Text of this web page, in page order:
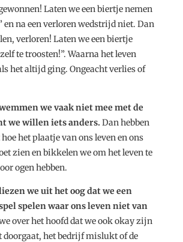
Laten we een biertje nemen
en na een verloren wedstrijd niet. Dan
verloren! Laten we een biertje
te troosten!”. Waarna het leven
het altijd ging. Ongeacht verlies of
we vaak niet mee met de
we willen iets anders. Dan hebben
het plaatje van ons leven en ons
zien en bikkelen we om het leven te
ogen hebben.
we uit het oog dat we een
spelen waar ons leven niet van
over het hoofd dat we ook okay zijn
doorgaat, het bedrijf mislukt of de